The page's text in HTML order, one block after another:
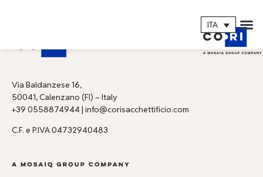
ITA
Via Baldanzese 16,
50041, Calenzano (FI) – Italy
+39 0558874944 | info@corisacchettificio.com
C.F. e P.IVA 04732940483